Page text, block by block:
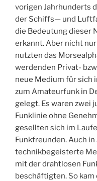
vorigen Jahrhunderts
der Schiffs— und
die Bedeutung dieser
erkannt. Aber nicht
nutzten das
werdenden Privat-
neue Medium für sich
zum Amateurfunk in
gelegt. Es waren zwei
Funklinie ohne
gesellten sich im
Funkfreunden. Auch
technikbegeisterte
mit der drahtlosen
beschäftigten. So kam